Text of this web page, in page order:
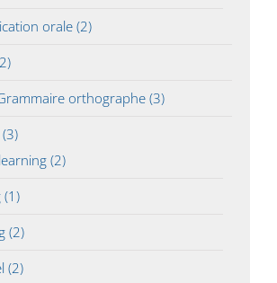
orale (2)
orthographe (3)
(2)
(1)
(2)
(2)